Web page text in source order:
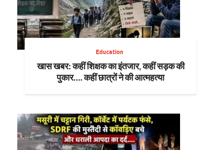
Education
खास खबर: कहीं शिक्षक का इंतजार, कहीं सड़क की
पुकार…. कहीं छात्रों ने की आत्महत्या